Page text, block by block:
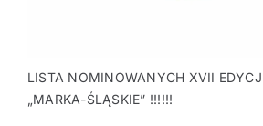
LISTA NOMINOWANYCH XVII
„MARKA-ŚLĄSKIE” !!!!!!